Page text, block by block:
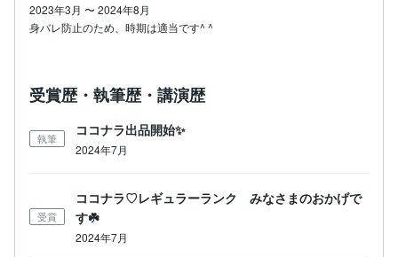
2023年3月 〜 2024年8月
身バレ防止のため、時期は適当です^ ^
受賞歴・執筆歴・講演歴
執筆
ココナラ出品開始✨
2024年7月
受賞
ココナラ♡レギュラーランク みなさまのおかげで
す☘️
2024年7月